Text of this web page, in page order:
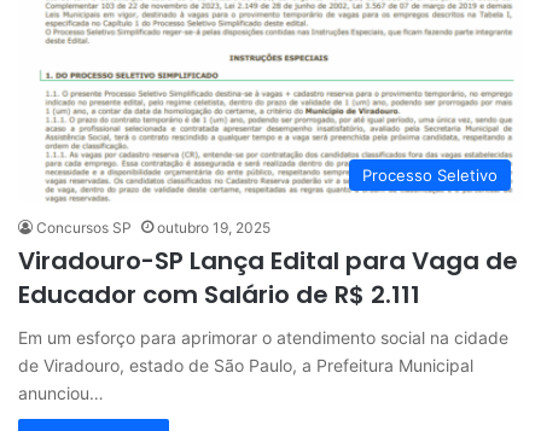
Processo Seletivo
Concursos SP outubro 19, 2025
Viradouro-SP Lança Edital para Vaga de
Educador com Salário de R$ 2.111
Em um esforço para aprimorar o atendimento social na cidade
de Viradouro, estado de São Paulo, a Prefeitura Municipal
anunciou…